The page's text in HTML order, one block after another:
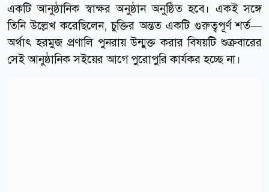
একটি আনুষ্ঠানিক স্বাক্ষর অনুষ্ঠান অনুষ্ঠিত হবে। একই সঙ্গে
তিনি উল্লেখ করেছিলেন, চুক্তির অন্তত একটি গুরুত্বপূর্ণ শর্ত—
অর্থাৎ হরমুজ প্রণালি পুনরায় উন্মুক্ত করার বিষয়টি শুক্রবারের
সেই আনুষ্ঠানিক সইয়ের আগে পুরোপুরি কার্যকর হচ্ছে না।